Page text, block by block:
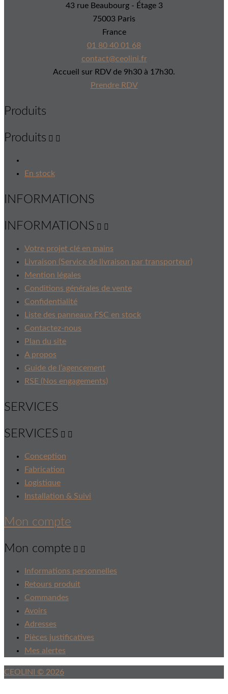
43 rue Beaubourg - Étage 3
75003 Paris
France
01 80 40 01 68
contact@ceolini.fr
Accueil sur RDV de 9h30 à 17h30.
Prendre RDV
Produits
Produits
En stock
INFORMATIONS
INFORMATIONS
Votre projet clé en mains
Livraison (Service de livraison par transporteur)
Mention légales
Conditions générales de vente
Confidentialité
Liste des panneaux FSC en stock
Contactez-nous
Plan du site
A propos
Guide de l’agencement
RSE (Nos engagements)
SERVICES
SERVICES
Conception
Fabrication
Logistique
Installation & Suivi
Mon compte
Mon compte
Informations personnelles
Retours produit
Commandes
Avoirs
Adresses
Pièces justificatives
Mes alertes
CEOLINI © 2026